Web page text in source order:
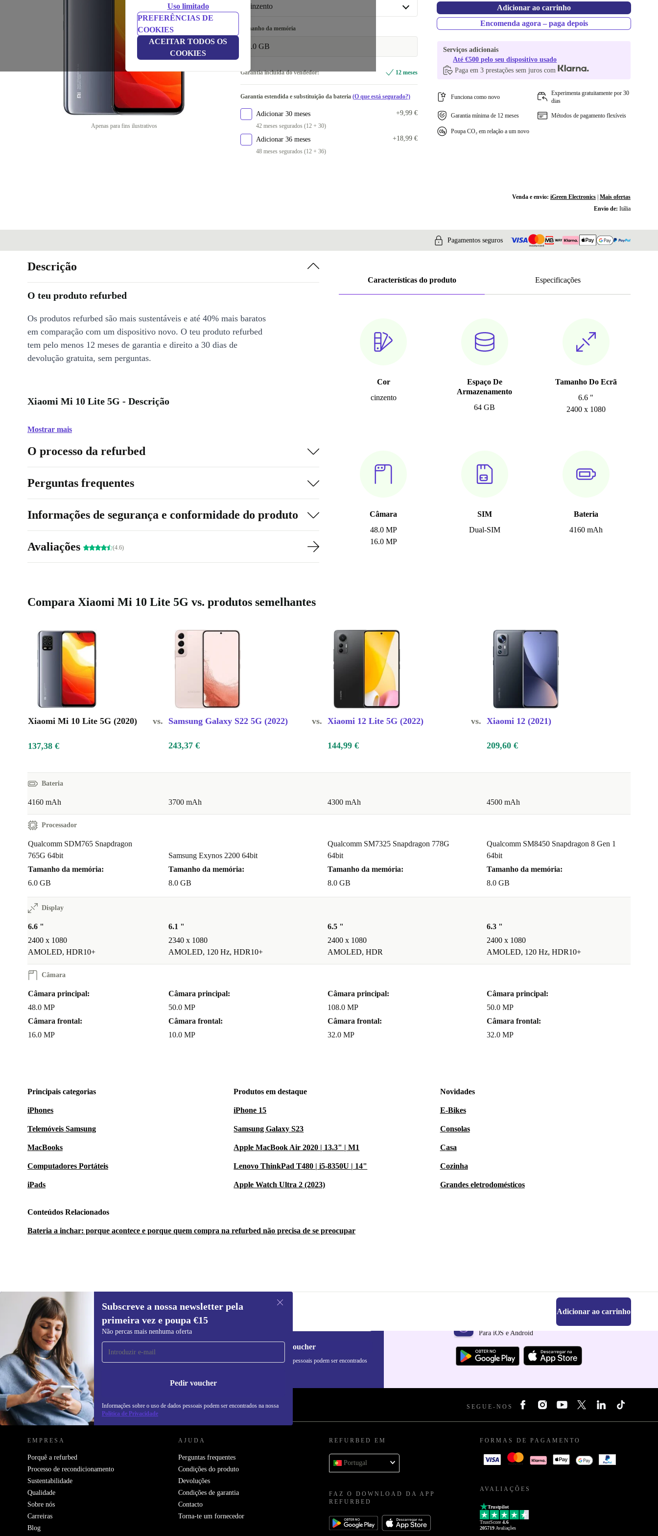
Uso limitado
PREFERÊNCIAS DE
COOKIES
ACEITAR TODOS OS
COOKIES
Apenas para fins ilustrativos
128 GB +12,62 €
cinzento
cinzento
azul
branco +12,62 €
Tamanho da memória
6.0 GB
Garantia incluída do vendedor: 12 meses
Garantia estendida e substituição da bateria (O que está segurado?)
Adicionar 30 meses
42 meses segurados (12 + 30)
+9,99 €
Adicionar 36 meses
48 meses segurados (12 + 36)
+18,99 €
Adicionar ao carrinho
Encomenda agora – paga depois
Serviços adicionais
Até €500 pelo seu dispositivo usado
Paga em 3 prestações sem juros com
Funciona como novo
Experimenta gratuitamente por 30
dias
Garantia mínima de 12 meses Métodos de pagamento flexíveis
Poupa CO₂ em relação a um novo
Venda e envio: iGreen Electronics| Mais ofertas
Envio de: Itália
Pagamentos seguros
Características do produto Especificações
Cor
cinzento
Espaço De
Armazenamento
64 GB
Tamanho Do Ecrã
6.6 "
2400 x 1080
Câmara
48.0 MP
16.0 MP
SIM
Dual-SIM
Bateria
4160 mAh
Descrição
O teu produto refurbed
Os produtos refurbed são mais sustentáveis e até 40% mais baratos
em comparação com um dispositivo novo. O teu produto refurbed
tem pelo menos 12 meses de garantia e direito a 30 dias de
devolução gratuita, sem perguntas.
Xiaomi Mi 10 Lite 5G - Descrição
Mostrar mais
O processo da refurbed
Perguntas frequentes
Informações de segurança e conformidade do produto
Avaliações (4.6)
Compara Xiaomi Mi 10 Lite 5G vs. produtos semelhantes
Xiaomi Mi 10 Lite 5G (2020) vs. Samsung Galaxy S22 5G (2022) vs. Xiaomi 12 Lite 5G (2022) vs. Xiaomi 12 (2021)
137,38 € 243,37 € 144,99 € 209,60 €
Bateria
4160 mAh 3700 mAh 4300 mAh 4500 mAh
Processador
Qualcomm SDM765 Snapdragon
765G 64bit
Tamanho da memória:
6.0 GB
Samsung Exynos 2200 64bit
Tamanho da memória:
8.0 GB
Qualcomm SM7325 Snapdragon 778G
64bit
Tamanho da memória:
8.0 GB
Qualcomm SM8450 Snapdragon 8 Gen 1
64bit
Tamanho da memória:
8.0 GB
Display
6.6 "
2400 x 1080
AMOLED, HDR10+
6.1 "
2340 x 1080
AMOLED, 120 Hz, HDR10+
6.5 "
2400 x 1080
AMOLED, HDR
6.3 "
2400 x 1080
AMOLED, 120 Hz, HDR10+
Câmara
Câmara principal:
48.0 MP
Câmara frontal:
16.0 MP
Câmara principal:
50.0 MP
Câmara frontal:
10.0 MP
Câmara principal:
108.0 MP
Câmara frontal:
32.0 MP
Câmara principal:
50.0 MP
Câmara frontal:
32.0 MP
Principais categorias
iPhones
Telemóveis Samsung
MacBooks
Computadores Portáteis
iPads
Produtos em destaque
iPhone 15
Samsung Galaxy S23
Apple MacBook Air 2020 | 13.3" | M1
Lenovo ThinkPad T480 | i5-8350U | 14"
Apple Watch Ultra 2 (2023)
Novidades
E-Bikes
Consolas
Casa
Cozinha
Grandes eletrodomésticos
Conteúdos Relacionados
Bateria a inchar: porque acontece e porque quem compra na refurbed não precisa de se preocupar
137,38 € Adicionar ao carrinho
Subscreve a nossa newsletter pela
primeira vez e poupa €15
Não percas mais nenhuma oferta
Pedir voucher
Informações sobre o uso de dados pessoais podem ser encontrados na nossa
Política de Privacidade
Subscreve a nossa newsletter pela
primeira vez e poupa 15€!
Não percas mais nenhuma oferta.
Pedir voucher
Informações sobre o uso de dados pessoais podem ser encontrados
Faz o download da app refurbed
Para iOS e Android
REFURBED PORTUGAL - RETHINK NEW. SEGUE-NOS
EMPRESA
Porquê a refurbed
Processo de recondicionamento
Sustentabilidade
Qualidade
Sobre nós
Carreiras
Blog
AJUDA
Perguntas frequentes
Condições do produto
Devoluções
Condições de garantia
Contacto
Torna-te um fornecedor
REFURBED EM
Portugal
FAZ O DOWNLOAD DA APP
REFURBED
FORMAS DE PAGAMENTO
AVALIAÇÕES
Trustpilot
TrustScore 4.6
205719 Avaliações